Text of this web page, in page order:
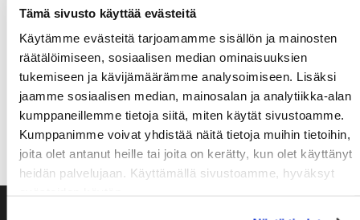
Tämä sivusto käyttää evästeitä
Käytämme evästeitä tarjoamamme sisällön ja mainosten
räätälöimiseen, sosiaalisen median ominaisuuksien
tukemiseen ja kävijämäärämme analysoimiseen. Lisäksi
jaamme sosiaalisen median, mainosalan ja analytiikka-alan
kumppaneillemme tietoja siitä, miten käytät sivustoamme.
Kumppanimme voivat yhdistää näitä tietoja muihin tietoihin,
joita olet antanut heille tai joita on kerätty, kun olet käyttänyt
heidän palvelujaan. Käyttämällä sivustoamme, hyväksyt
Lähetä viesti
Sähköposti
+31 20 810 00 11